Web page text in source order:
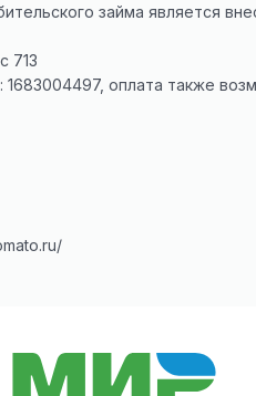
займа является
713
оплата также